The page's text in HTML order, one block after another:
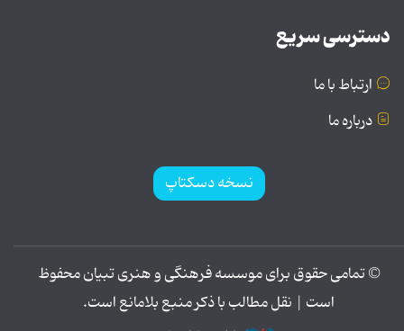
دسترسی سریع
ارتباط با ما
درباره ما
نسخه دسکتاپ
© تمامی حقوق برای موسسه فرهنگی و هنری تبیان محفوظ
است | نقل مطالب با ذکر منبع بلامانع است.